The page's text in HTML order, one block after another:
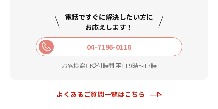
電話ですぐに解決したい方に
お応えします！
04-7196-0116
お客様窓口受付時間 平日 9時〜17時
よくあるご質問一覧はこちら